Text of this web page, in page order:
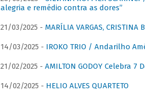
alegria e remédio contra as dores”
21/03/2025 - MARÍLIA VARGAS,
14/03/2025 - IROKO TRIO / Andarilho
21/02/2025 - AMILTON GODOY Celebra 7
14/02/2025 - HELIO ALVES QUARTETO